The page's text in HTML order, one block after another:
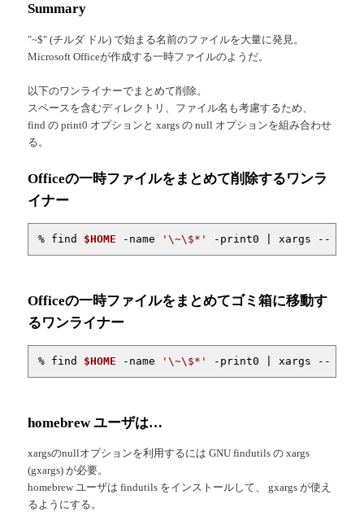
Summary
"~$" (チルダ ドル) で始まる名前のファイルを大量に発見。
Microsoft Officeが作成する一時ファイルのようだ。
以下のワンライナーでまとめて削除。
スペースを含むディレクトリ、ファイル名も考慮するため、
find の print0 オプションと xargs の null オプションを組み合わせ
る。
Officeの一時ファイルをまとめて削除するワンラ
イナー
% find $HOME -name '\~\$*' -print0 | xargs --null
Officeの一時ファイルをまとめてゴミ箱に移動す
るワンライナー
% find $HOME -name '\~\$*' -print0 | xargs --null
homebrew ユーザは…
xargsのnullオプションを利用するには GNU findutils の xargs
(gxargs) が必要。
homebrew ユーザは findutils をインストールして、 gxargs が使え
るようにする。